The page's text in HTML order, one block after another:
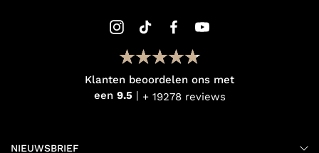
Klanten beoordelen ons met
een 9.5 + 19278 reviews
NIEUWSBRIEF